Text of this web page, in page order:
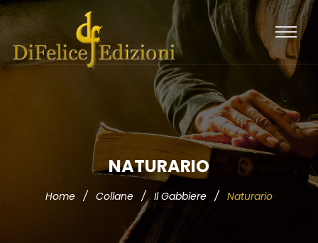
NATURARIO
Home / Collane / Il Gabbiere / Naturario